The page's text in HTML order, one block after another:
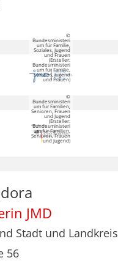
©
Bundesministeri
um für Familie,
Soziales, Jugend
und Frauen
(Ersteller:
Bundesministeri
um für Familie,
Soziales, Jugend
und Frauen)
©
Bundesministeri
um für Familien,
Senioren, Frauen
und Jugend
(Ersteller:
Bundesministeri
um für Familien,
Senioren, Frauen
und Jugend)
JMD
Stadt und
56